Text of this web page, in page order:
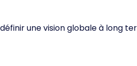
une vision globale à long